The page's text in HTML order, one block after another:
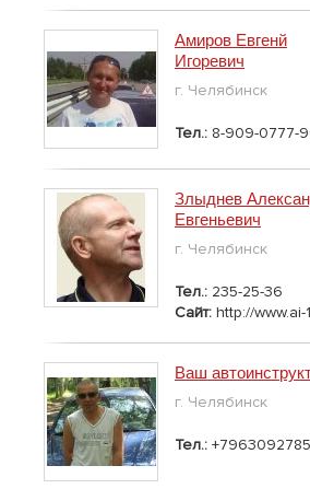
Амиров Евгенй
Игоревич
г. Челябинск
Тел.: 8-909-0777-
Злыднев
Евгеньевич
г. Челябинск
Тел.: 235-25-36
Сайт: http://www.ai-
Ваш
г. Челябинск
Тел.: